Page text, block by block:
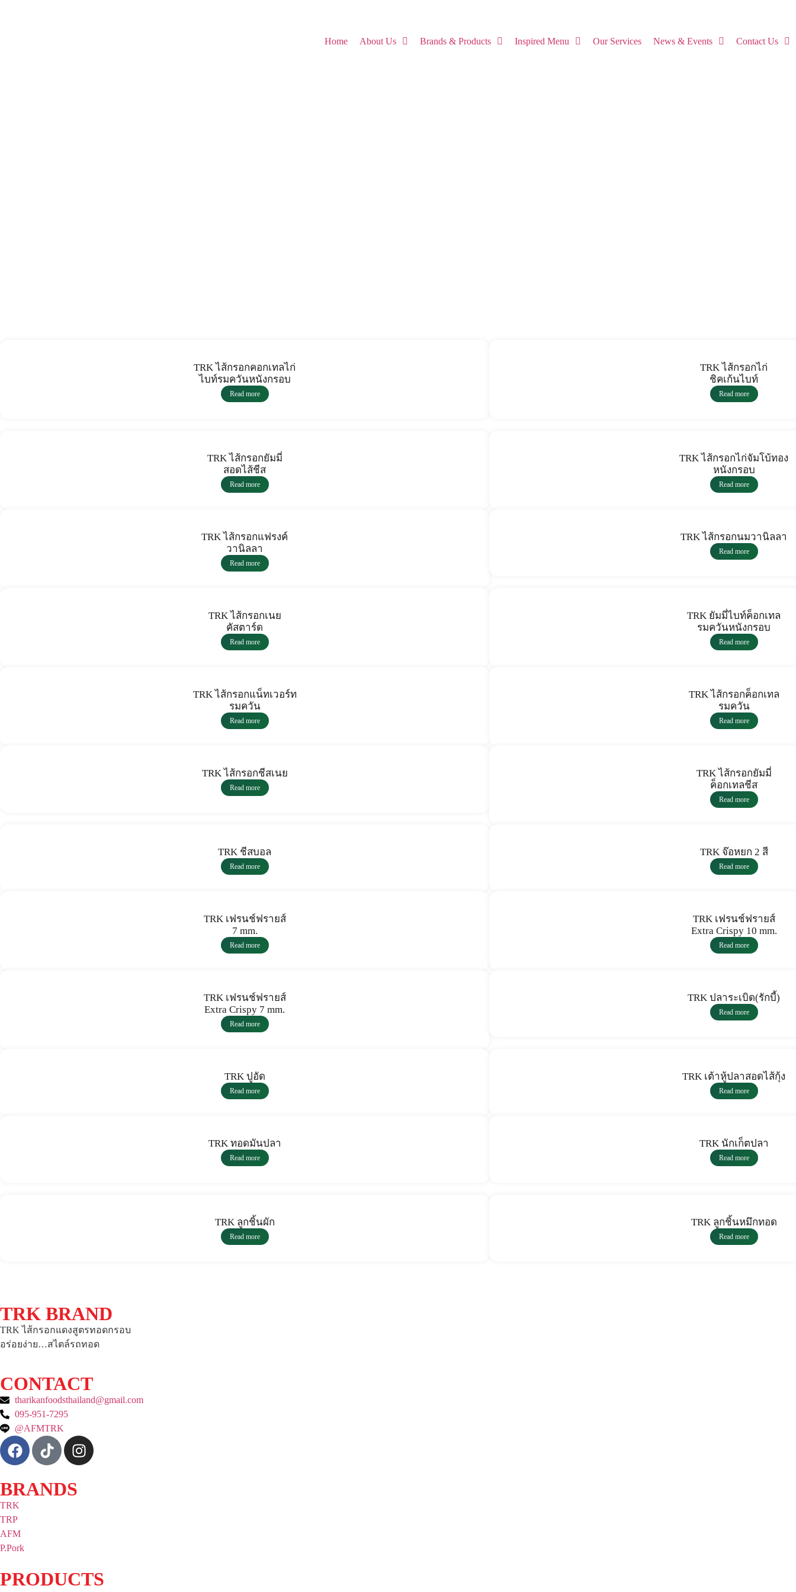
Home About Us Brands & Products Inspired Menu Our Services News & Events Contact Us
TRK ไส้กรอกคอกเทลไก่
ไบท์รมควันหนังกรอบ
Read more
TRK ไส้กรอกไก่
ชิคเก้นไบท์
Read more
TRK ไส้กรอกยัมมี่
สอดไส้ชีส
Read more
TRK ไส้กรอกไก่จัมโบ้ทอง
หนังกรอบ
Read more
TRK ไส้กรอกแฟรงค์
วานิลลา
Read more
TRK ไส้กรอกนมวานิลลา
Read more
TRK ไส้กรอกเนย
คัสตาร์ด
Read more
TRK ยัมมี่ไบท์ค็อกเทล
รมควันหนังกรอบ
Read more
TRK ไส้กรอกแน็ทเวอร์ท
รมควัน
Read more
TRK ไส้กรอกค็อกเทล
รมควัน
Read more
TRK ไส้กรอกชีสเนย
Read more
TRK ไส้กรอกยัมมี่
ค็อกเทลชีส
Read more
TRK ชีสบอล
Read more
TRK จ๊อหยก 2 สี
Read more
TRK เฟรนช์ฟรายส์
7 mm.
Read more
TRK เฟรนช์ฟรายส์
Extra Crispy 10 mm.
Read more
TRK เฟรนช์ฟรายส์
Extra Crispy 7 mm.
Read more
TRK ปลาระเบิด(รักบี้)
Read more
TRK ปูอัด
Read more
TRK เต้าหู้ปลาสอดไส้กุ้ง
Read more
TRK ทอดมันปลา
Read more
TRK นักเก็ตปลา
Read more
TRK ลูกชิ้นผัก
Read more
TRK ลูกชิ้นหมึกทอด
Read more
TRK BRAND
TRK ไส้กรอกแดงสูตรทอดกรอบ
อร่อยง่าย…สไตล์รถทอด
CONTACT
tharikanfoodsthailand@gmail.com
095-951-7295
@AFMTRK
BRANDS
TRK
TRP
AFM
P.Pork
PRODUCTS